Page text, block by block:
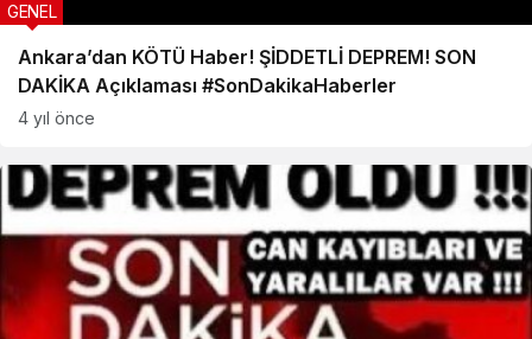
Ankara’dan KÖTÜ Haber! ŞİDDETLİ DEPREM! SON
DAKİKA Açıklaması #SonDakikaHaberler
GENEL
4 yıl önce